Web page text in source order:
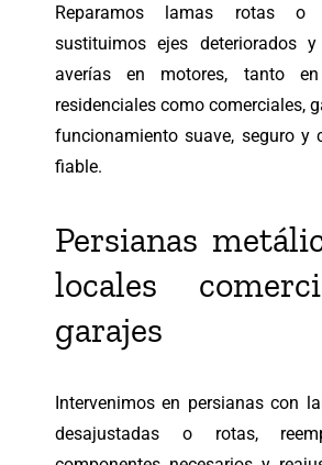
Reparamos lamas rotas o
sustituimos ejes deteriorados
averías en motores, tanto en
residenciales como comerciales,
funcionamiento suave, seguro y
fiable.
Persianas
locales
garajes
Intervenimos en persianas con
desajustadas o rotas,